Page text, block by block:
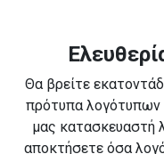
Θα βρείτε
πρότυπα λογότυπων
μας κατασκευαστή
αποκτήσετε όσα